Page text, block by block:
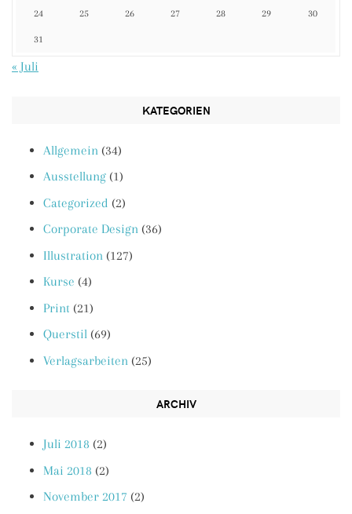
24 25 26 27 28 29 30
31
« Juli
KATEGORIEN
Allgemein (34)
Ausstellung (1)
Categorized (2)
Corporate Design (36)
Illustration (127)
Kurse (4)
Print (21)
Querstil (69)
Verlagsarbeiten (25)
ARCHIV
Juli 2018 (2)
Mai 2018 (2)
November 2017 (2)